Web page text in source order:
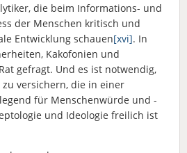
die beim Informations- und
der Menschen kritisch und
Entwicklung schauen[xvi]. In
Kakofonien und
gefragt. Und es ist notwendig,
versichern, die in einer
für Menschenwürde und -
und Ideologie freilich ist